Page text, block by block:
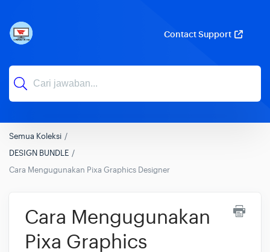
Contact Support
Semua Koleksi
DESIGN BUNDLE
Cara Mengugunakan Pixa Graphics Designer
Cara Mengugunakan
Pixa Graphics